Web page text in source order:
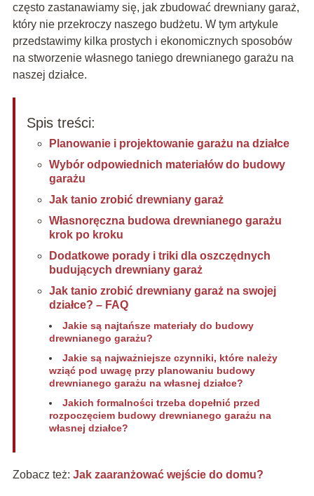
często zastanawiamy się, jak zbudować drewniany garaż,
który nie przekroczy naszego budżetu. W tym artykule
przedstawimy kilka prostych i ekonomicznych sposobów
na stworzenie własnego taniego drewnianego garażu na
naszej działce.
Spis treści:
Planowanie i projektowanie garażu na działce
Wybór odpowiednich materiałów do budowy
garażu
Jak tanio zrobić drewniany garaż
Własnoręczna budowa drewnianego garażu
krok po kroku
Dodatkowe porady i triki dla oszczędnych
budujących drewniany garaż
Jak tanio zrobić drewniany garaż na swojej
działce? – FAQ
Jakie są najtańsze materiały do budowy
drewnianego garażu?
Jakie są najważniejsze czynniki, które należy
wziąć pod uwagę przy planowaniu budowy
drewnianego garażu na własnej działce?
Jakich formalności trzeba dopełnić przed
rozpoczęciem budowy drewnianego garażu na
własnej działce?
Zobacz też: Jak zaaranżować wejście do domu?